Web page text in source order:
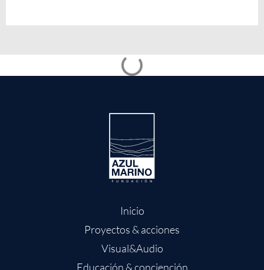
Conservación